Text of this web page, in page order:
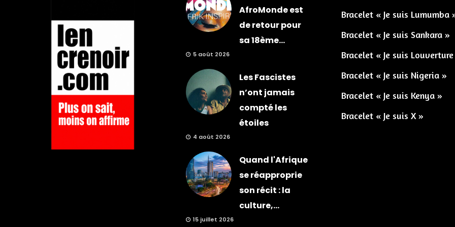
AfroMonde est
de retour pour
sa 18ème...
5 août 2026
Les Fascistes
n’ont jamais
compté les
étoiles
4 août 2026
Quand l'Afrique
se réapproprie
son récit : la
culture,...
15 juillet 2026
Bracelet « Je suis Lumumba
Bracelet « Je suis Sankara »
Bracelet « Je suis
Bracelet « Je suis Nigeria »
Bracelet « Je suis Kenya »
Bracelet « Je suis X »